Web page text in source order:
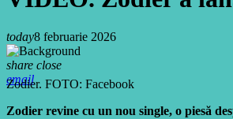
today8 februarie 2026
share close
email
Zodier. FOTO: Facebook
Zodier revine cu un nou single, o piesă